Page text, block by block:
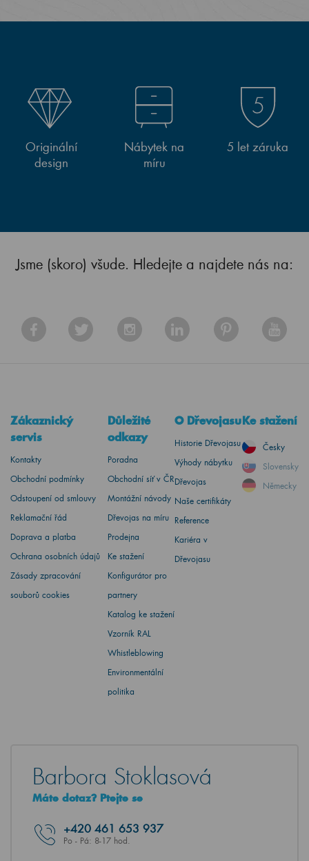
Originální
design
Nábytek na
míru
5 let záruka
Jsme (skoro) všude. Hledejte a najdete nás na:
Zákaznický
servis
Kontakty
Obchodní podmínky
Odstoupení od smlouvy
Reklamační řád
Doprava a platba
Ochrana osobních údajů
Zásady zpracování
souborů cookies
Důležité
odkazy
Poradna
Obchodní síť v ČR
Montážní návody
Dřevojas na míru
Prodejna
Ke stažení
Konfigurátor pro
partnery
Katalog ke stažení
Vzorník RAL
Whistleblowing
Environmentální
politika
O Dřevojasu
Historie Dřevojasu
Výhody nábytku
Dřevojas
Naše certifikáty
Reference
Kariéra v
Dřevojasu
Ke stažení
Česky
Slovensky
Německy
Barbora Stoklasová
Máte dotaz? Ptejte se
+420 461 653 937
Po - Pá: 8-17 hod.